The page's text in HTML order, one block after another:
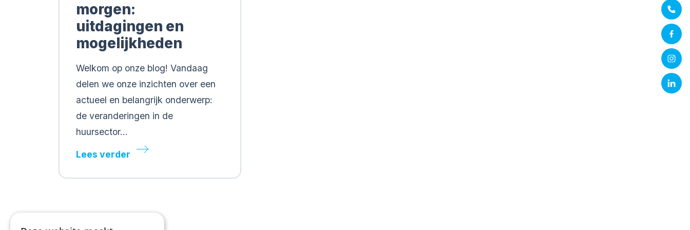
morgen:
uitdagingen en
mogelijkheden
Welkom op onze blog! Vandaag
delen we onze inzichten over een
actueel en belangrijk onderwerp:
de veranderingen in de
huursector…
Lees verder